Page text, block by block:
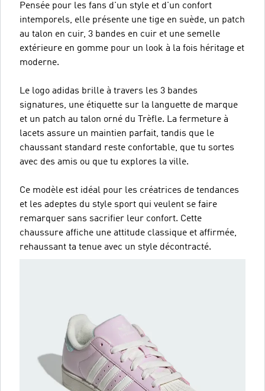
Pensée pour les fans d'un style et d'un confort
intemporels, elle présente une tige en suède, un patch
au talon en cuir, 3 bandes en cuir et une semelle
extérieure en gomme pour un look à la fois héritage et
moderne.
Le logo adidas brille à travers les 3 bandes
signatures, une étiquette sur la languette de marque
et un patch au talon orné du Trèfle. La fermeture à
lacets assure un maintien parfait, tandis que le
chaussant standard reste confortable, que tu sortes
avec des amis ou que tu explores la ville.
Ce modèle est idéal pour les créatrices de tendances
et les adeptes du style sport qui veulent se faire
remarquer sans sacrifier leur confort. Cette
chaussure affiche une attitude classique et affirmée,
rehaussant ta tenue avec un style décontracté.